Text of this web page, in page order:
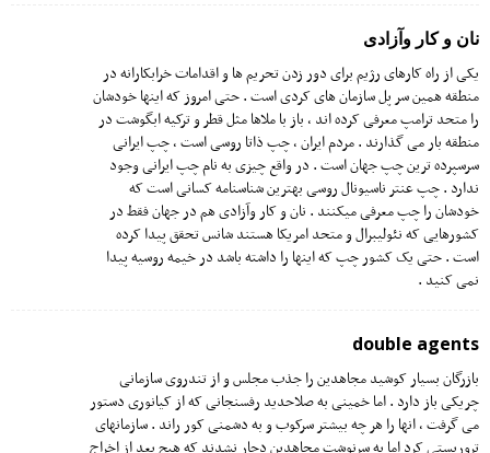
نان و کار وآزادی
یکی از راه کارهای رژیم برای دور زدن تحریم ها و اقدامات خرابکارانه در
منطقه همین سر پل سازمان های کردی است . حتی امروز که اینها خودشان
را متحد ترامپ معرفی کرده اند ، باز با ملاها مثل قطر و ترکیه ابگوشت در
منطقه بار می گذارند . مردم ایران ، چپ ذاتا روسی است ، چپ ایرانی
سرسپرده ترین چپ جهان است . در واقع چیزی به نام چپ ایرانی وجود
ندارد . چپ عنتر ناسیونال روسی بهترین شناسنامه کسانی است که
خودشان را چپ معرفی میکنند . نان و کار وآزادی هم در جهان فقط در
کشورهایی که نئولیبرال و متحد امریکا هستند شانس تحقق پیدا کرده
است . حتی یک کشور چپ که اینها را داشته باشد در خیمه روسیه پیدا
نمی کنید .
double agents
بازرگان بسیار کوشید مجاهدین را جذب مجلس و از تندروی سازمانی
چریکی باز دارد . اما خمینی به صلاحدید رفسنجانی که از کیانوری دستور
می گرفت ، انها را هر چه بیشتر سرکوب و به دشمنی کور راند . سازمانهای
تروریستی کرد اما به سرنوشت مجاهدین دچار نشدند که هیچ بعد از اخراج